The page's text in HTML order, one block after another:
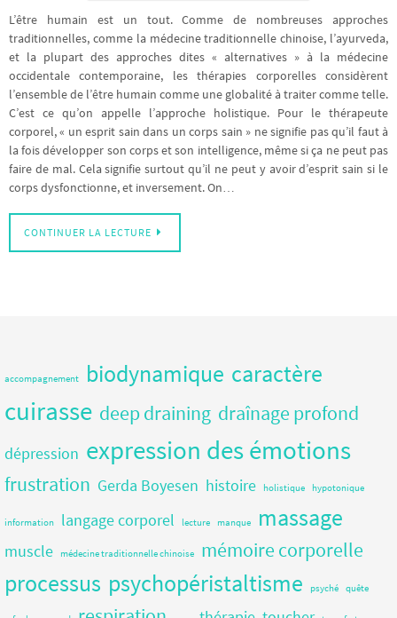
L’être humain est un tout. Comme de nombreuses approches
traditionnelles, comme la médecine traditionnelle chinoise, l’ayurveda,
et la plupart des approches dites « alternatives » à la médecine
occidentale contemporaine, les thérapies corporelles considèrent
l’ensemble de l’être humain comme une globalité à traiter comme telle.
C’est ce qu’on appelle l’approche holistique. Pour le thérapeute
corporel, « un esprit sain dans un corps sain » ne signifie pas qu’il faut à
la fois développer son corps et son intelligence, même si ça ne peut pas
faire de mal. Cela signifie surtout qu’il ne peut y avoir d’esprit sain si le
corps dysfonctionne, et inversement. On…
CONTINUER LA LECTURE
accompagnement biodynamique caractère
cuirasse deep draining draînage profond
dépression expression des émotions
frustration Gerda Boyesen histoire holistique hypotonique
information langage corporel lecture manque massage
muscle médecine traditionnelle chinoise mémoire corporelle
processus psychopéristaltisme psyché quête